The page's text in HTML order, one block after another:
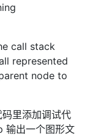
call stack
represented
node to
里添加调试代
输出一个图形文